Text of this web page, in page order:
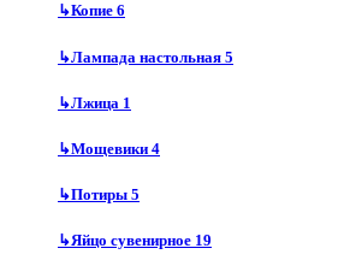
↳Копие 6
↳Лампада настольная 5
↳Лжица 1
↳Мощевики 4
↳Потиры 5
↳Яйцо сувенирное 19